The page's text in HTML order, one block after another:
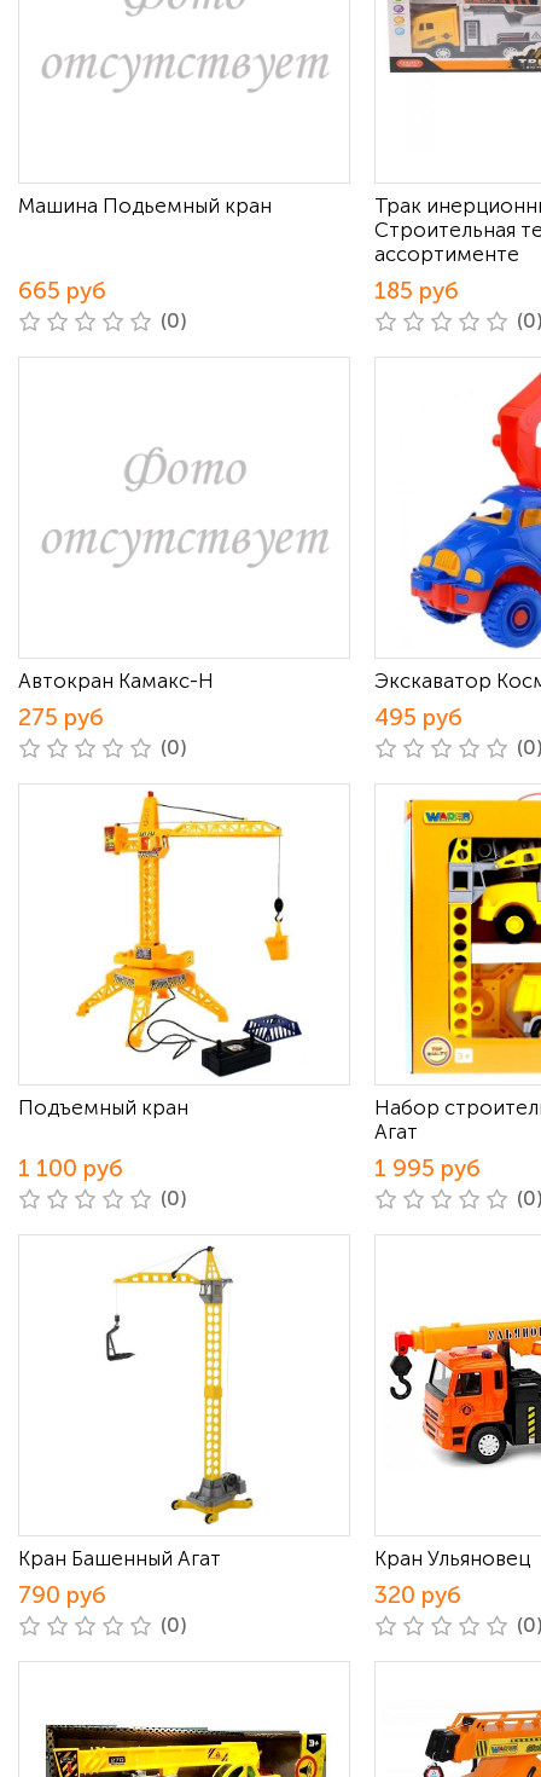
Машина Подьемный кран
665 руб
(0)
Трак
Строительная
ассортименте
185 руб
Автокран Камакс-Н
275 руб
(0)
Экскаватор
495 руб
Подъемный кран
1 100 руб
(0)
Набор
Агат
1 995 руб
Кран Башенный Агат
790 руб
(0)
Кран Ульяновец
320 руб